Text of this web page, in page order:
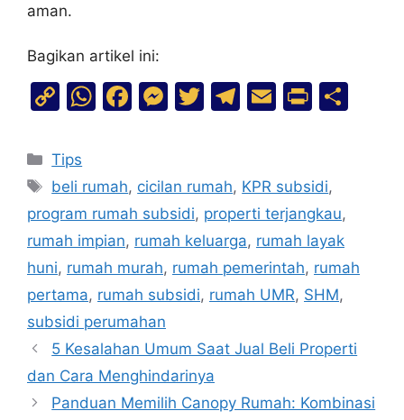
aman.
Bagikan artikel ini:
C
p
y
Li
n
k
W
s
A
p
p
F
e
b
o
o
k
M
s
e
n
g
er
T
er
T
gr
a
m
E
l
Pr
Tips
beli rumah, cicilan rumah, KPR subsidi,
program rumah subsidi, properti terjangkau,
rumah impian, rumah keluarga, rumah layak
huni, rumah murah, rumah pemerintah, rumah
pertama, rumah subsidi, rumah UMR, SHM,
subsidi perumahan
5 Kesalahan Umum Saat Jual Beli Properti
dan Cara Menghindarinya
Panduan Memilih Canopy Rumah: Kombinasi